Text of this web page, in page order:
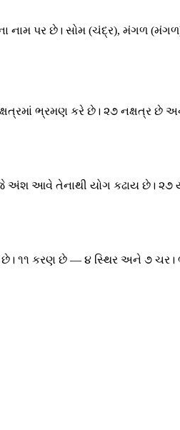
નામ પર છે। સોમ (ચંદ્ર), મંગળ
ભ્રમણ કરે છે। ૨૭ નક્ષત્ર છે
અંશ આવે તેનાથી યોગ કઢાય છે। ૨૭
૧૧ કરણ છે — ૪ સ્થિર અને ૭ ચર।